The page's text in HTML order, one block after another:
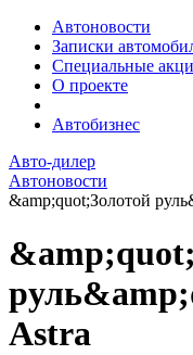
Автоновости
Записки
Специальные
О проекте
Автобизнес
Авто-дилер
Автоновости
&amp;quot;Золотой
Astra